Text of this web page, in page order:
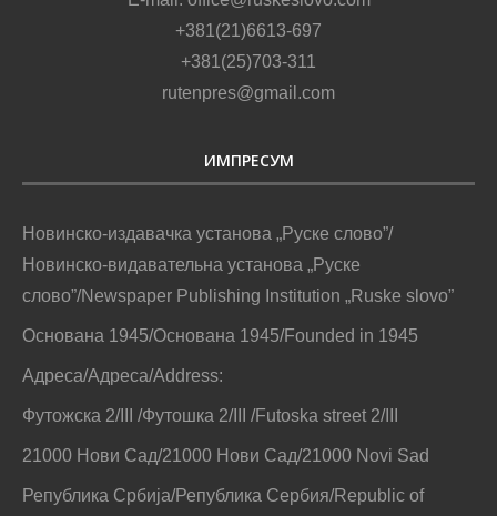
+381(21)6613-697
+381(25)703-311
rutenpres@gmail.com
ИМПРЕСУМ
Новинско-издавачка установа „Руске слово”/
Новинско-видавательна установа „Руске
слово”/Newspaper Publishing Institution „Ruske slovo”
Основана 1945/Основана 1945/Founded in 1945
Адреса/Адреса/Address:
Футожска 2/III /Футошка 2/III /Futoska street 2/III
21000 Нови Сад/21000 Нови Сад/21000 Novi Sad
Република Србија/Република Сербия/Republic of